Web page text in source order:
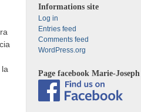
Informations site
Log in
Entries feed
Comments feed
WordPress.org
Page facebook Marie-